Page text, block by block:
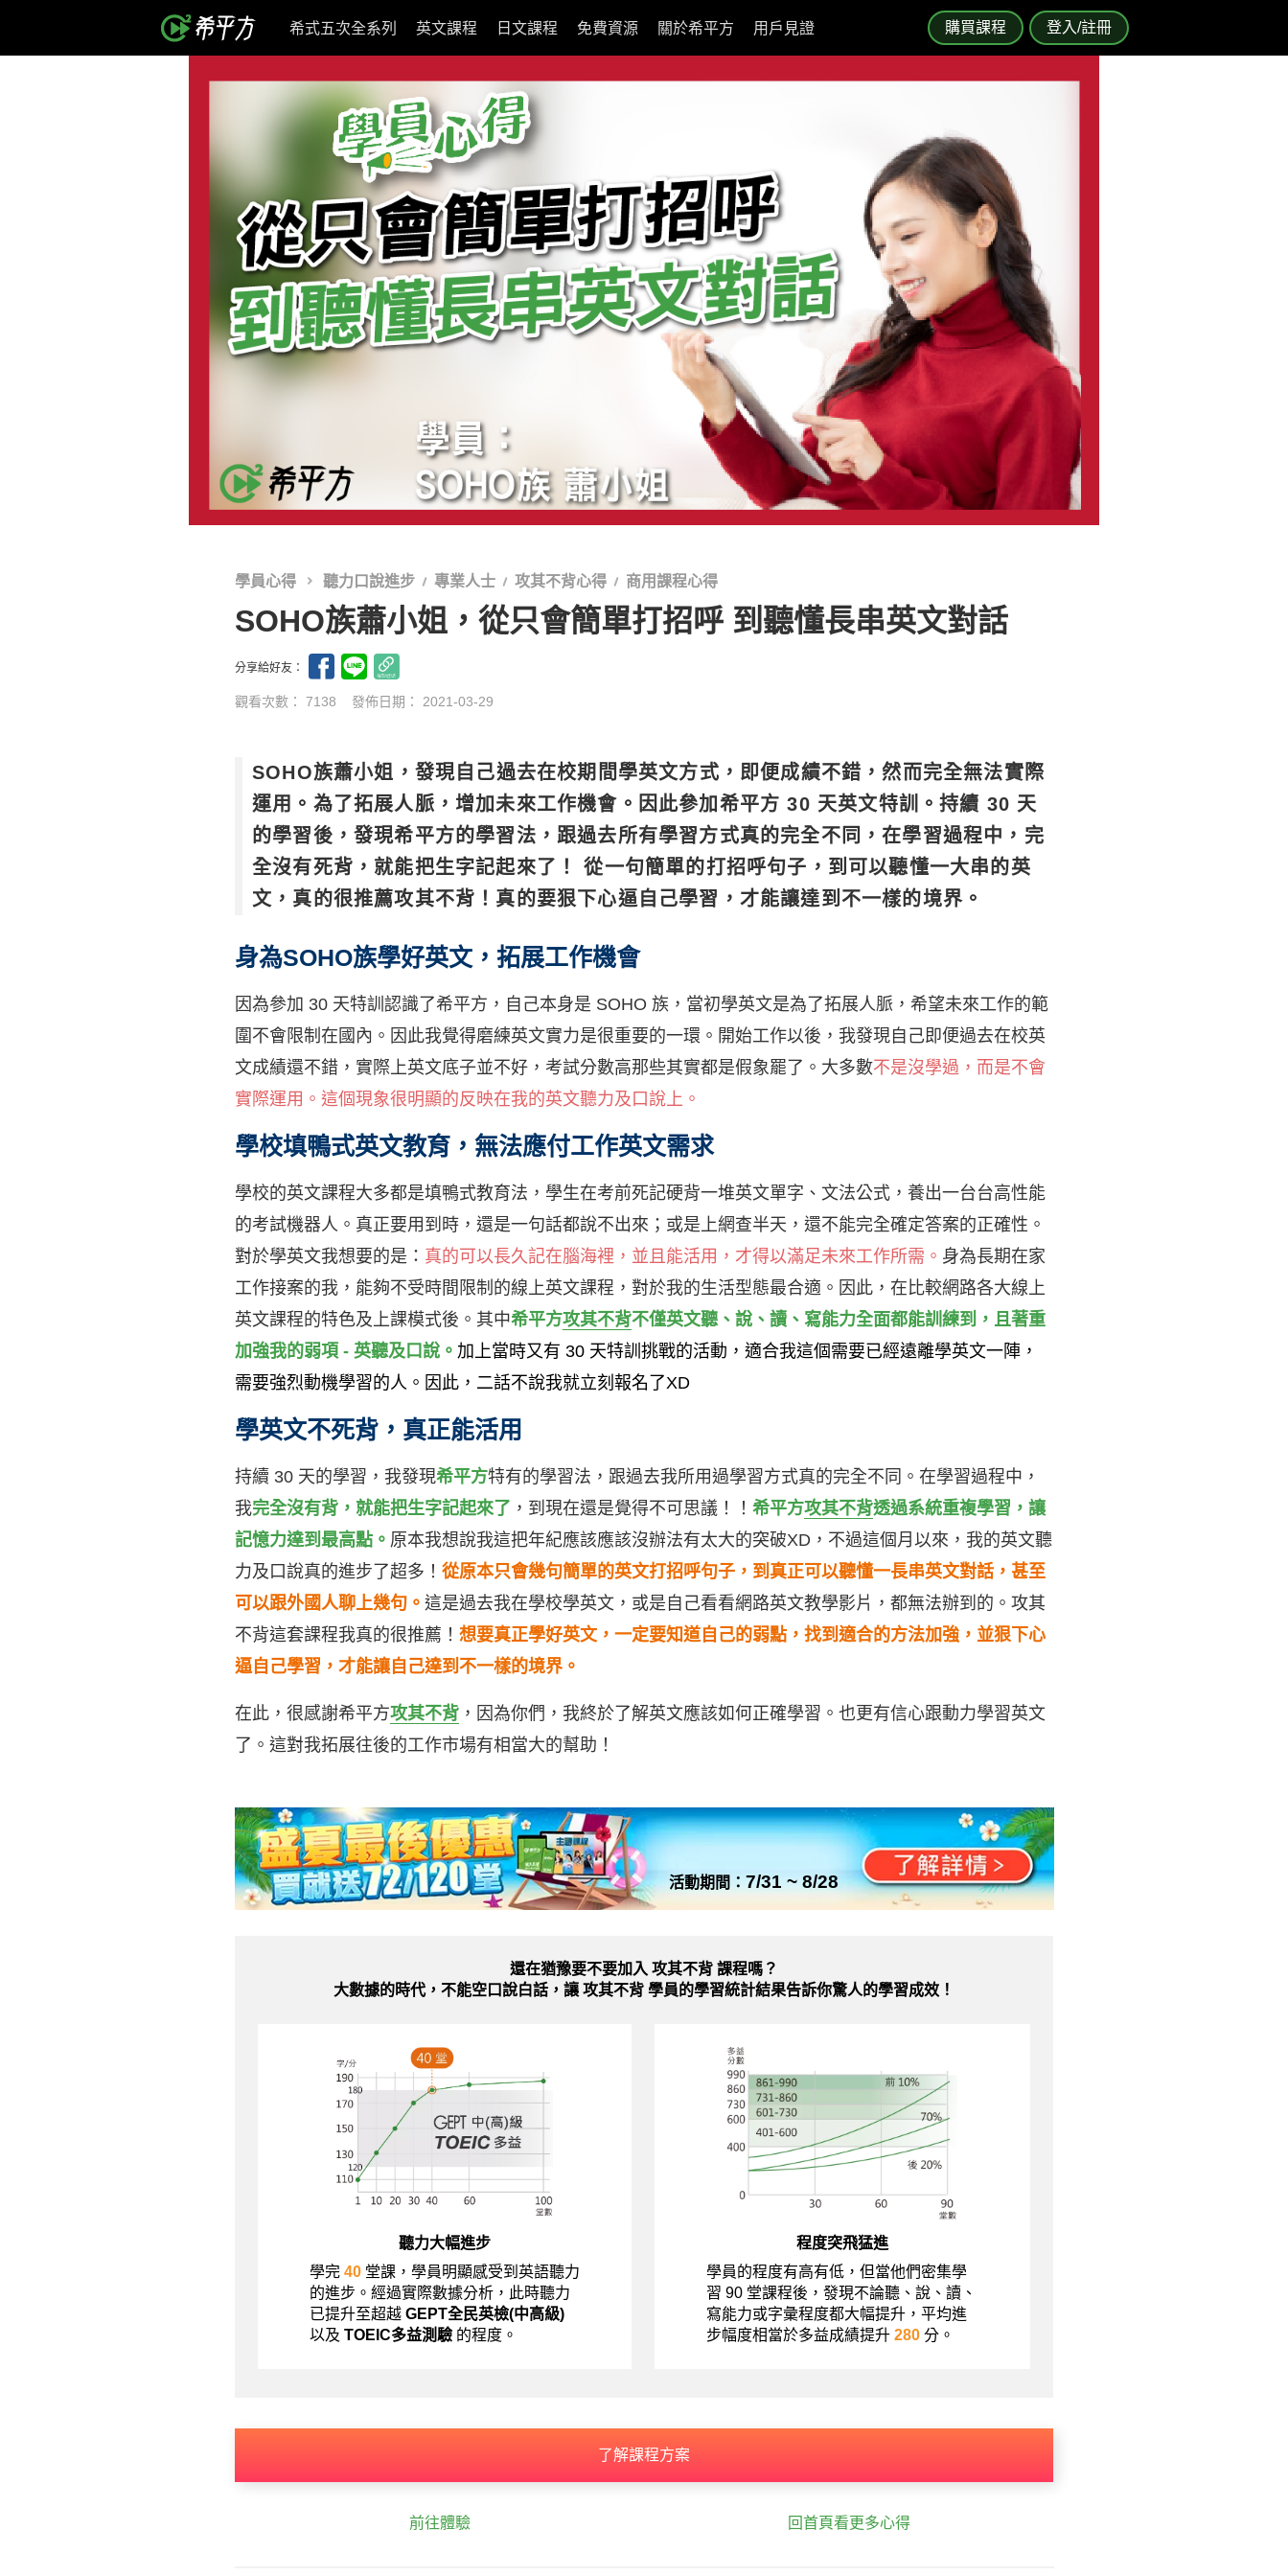
購買課程 登入/註冊
希式五次全系列 英文課程 日文課程 免費資源 關於希平方 用戶見證
學員心得 聽力口說進步 專業人士 攻其不背心得 商用課程心得
SOHO族蕭小姐，從只會簡單打招呼 到聽懂長串英文對話
分享給好友：
觀看次數： 7138 發佈日期： 2021-03-29
SOHO族蕭小姐，發現自己過去在校期間學英文方式，即便成績不錯，然而完全無法實際
運用。為了拓展人脈，增加未來工作機會。因此參加希平方 30 天英文特訓。持續 30 天
的學習後，發現希平方的學習法，跟過去所有學習方式真的完全不同，在學習過程中，完
全沒有死背，就能把生字記起來了！ 從一句簡單的打招呼句子，到可以聽懂一大串的英
文，真的很推薦攻其不背！真的要狠下心逼自己學習，才能讓達到不一樣的境界。
身為SOHO族學好英文，拓展工作機會
因為參加 30 天特訓認識了希平方，自己本身是 SOHO 族，當初學英文是為了拓展人脈，希望未來工作的範
圍不會限制在國內。因此我覺得磨練英文實力是很重要的一環。開始工作以後，我發現自己即便過去在校英
文成績還不錯，實際上英文底子並不好，考試分數高那些其實都是假象罷了。大多數不是沒學過，而是不會
實際運用。這個現象很明顯的反映在我的英文聽力及口說上。
學校填鴨式英文教育，無法應付工作英文需求
學校的英文課程大多都是填鴨式教育法，學生在考前死記硬背一堆英文單字、文法公式，養出一台台高性能
的考試機器人。真正要用到時，還是一句話都說不出來；或是上網查半天，還不能完全確定答案的正確性。
對於學英文我想要的是： 真的可以長久記在腦海裡，並且能活用，才得以滿足未來工作所需。 身為長期在家
工作接案的我，能夠不受時間限制的線上英文課程，對於我的生活型態最合適。因此，在比較網路各大線上
英文課程的特色及上課模式後。其中希平方攻其不背不僅英文聽、說、讀、寫能力全面都能訓練到，且著重
加強我的弱項 - 英聽及口說。 加上當時又有 30 天特訓挑戰的活動，適合我這個需要已經遠離學英文一陣，
需要強烈動機學習的人。因此，二話不說我就立刻報名了XD
學英文不死背，真正能活用
持續 30 天的學習，我發現希平方特有的學習法，跟過去我所用過學習方式真的完全不同。在學習過程中，
我完全沒有背，就能把生字記起來了 ， 到現在還是覺得不可思議！！ 希平方攻其不背透過系統重複學習，讓
記憶力達到最高點。 原本我想說我這把年紀應該應該沒辦法有太大的突破XD，不過這個月以來，我的英文聽
力及口說真的進步了超多！ 從原本只會幾句簡單的英文打招呼句子，到真正可以聽懂一長串英文對話，甚至
可以跟外國人聊上幾句。 這是過去我在學校學英文，或是自己看看網路英文教學影片，都無法辦到的。攻其
不背這套課程我真的很推薦！ 想要真正學好英文，一定要知道自己的弱點，找到適合的方法加強，並狠下心
逼自己學習，才能讓自己達到不一樣的境界。
在此，很感謝希平方攻其不背 ，因為你們，我終於了解英文應該如何正確學習。也更有信心跟動力學習英文
了。這對我拓展往後的工作市場有相當大的幫助！
活動期間：7/31 ~ 8/28
還在猶豫要不要加入 攻其不背 課程嗎？
大數據的時代，不能空口說白話，讓 攻其不背 學員的學習統計結果告訴你驚人的學習成效！
聽力大幅進步
學完 40 堂課，學員明顯感受到英語聽力
的進步。經過實際數據分析，此時聽力
已提升至超越 GEPT全民英檢(中高級)
以及 TOEIC多益測驗 的程度。
程度突飛猛進
學員的程度有高有低，但當他們密集學
習 90 堂課程後，發現不論聽、說、讀、
寫能力或字彙程度都大幅提升，平均進
步幅度相當於多益成績提升 280 分。
了解課程方案
前往體驗 回首頁看更多心得